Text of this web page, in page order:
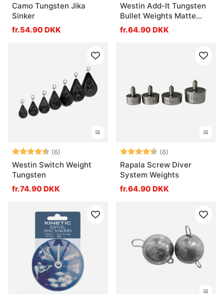
Camo Tungsten Jika
Sinker
fr.54.90 DKK
Westin Add-It Tungsten
Bullet Weights Matte
Black
fr.64.90 DKK
Vurdering: (6)
4.5 ud af 5 stjerner
Westin Switch Weight
Tungsten
fr.74.90 DKK
Vurdering: (6)
Rapala Screw Diver
System Weights
fr.64.90 DKK